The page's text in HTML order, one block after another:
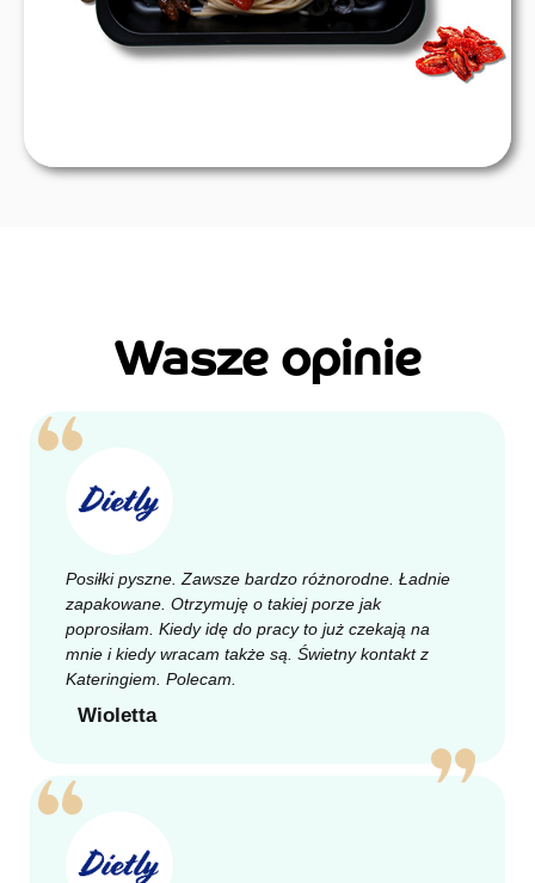
Wasze opinie
Posiłki pyszne. Zawsze bardzo różnorodne. Ładnie
zapakowane. Otrzymuję o takiej porze jak
poprosiłam. Kiedy idę do pracy to już czekają na
mnie i kiedy wracam także są. Świetny kontakt z
Kateringiem. Polecam.
Wioletta